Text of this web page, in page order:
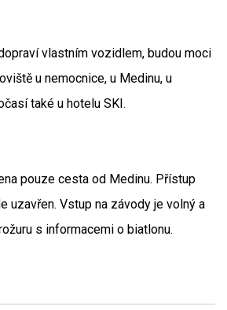
vlastním vozidlem, budou moci
u nemocnice, u Medinu, u
také u hotelu SKI.
pouze cesta od Medinu. Přístup
uzavřen. Vstup na závody je volný a
s informacemi o biatlonu.